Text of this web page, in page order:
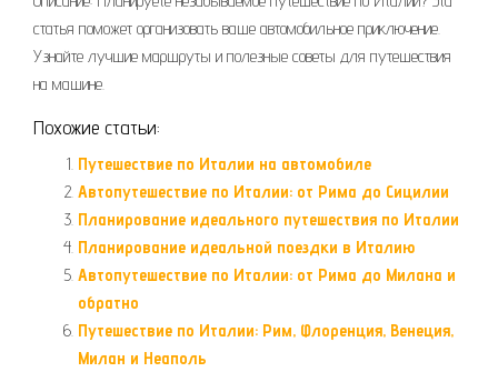
статья поможет организовать ваше автомобильное приключение.
Узнайте лучшие маршруты и полезные советы для путешествия
на машине.
Похожие статьи:
Путешествие по Италии на автомобиле
Автопутешествие по Италии: от Рима до Сицилии
Планирование идеального путешествия по Италии
Планирование идеальной поездки в Италию
Автопутешествие по Италии: от Рима до Милана и
обратно
Путешествие по Италии: Рим, Флоренция, Венеция,
Милан и Неаполь